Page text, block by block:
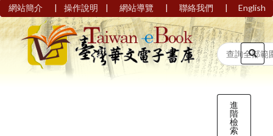
網站簡介 | 操作說明 | 網站導覽 | 聯絡我們 | English
進
階
檢
索